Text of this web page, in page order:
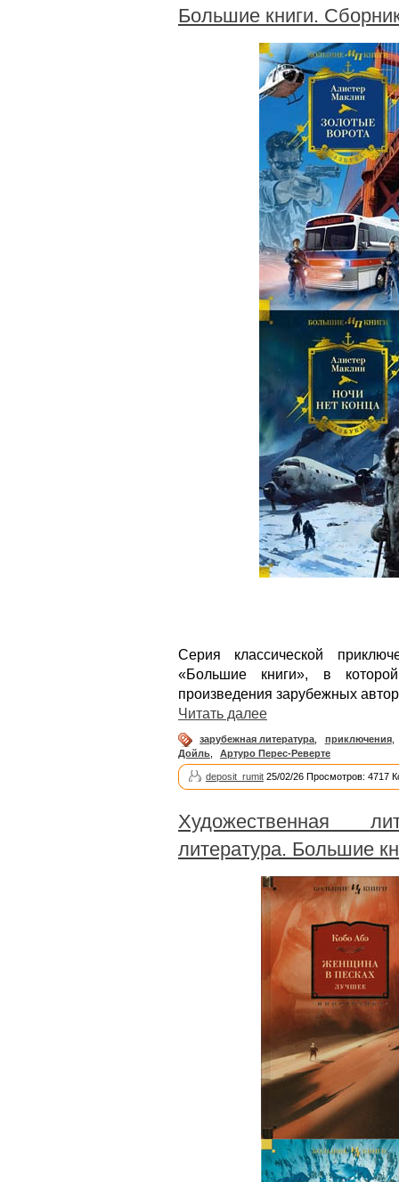
Большие книги.
Серия классической
«Большие книги», в
произведения зарубежных
Читать далее
зарубежная литература приключения,
Дойль
Артуро Перес-Реверте
deposit_rumit 25/02/26 Просмотров: 4717
Художественная
литература. Большие